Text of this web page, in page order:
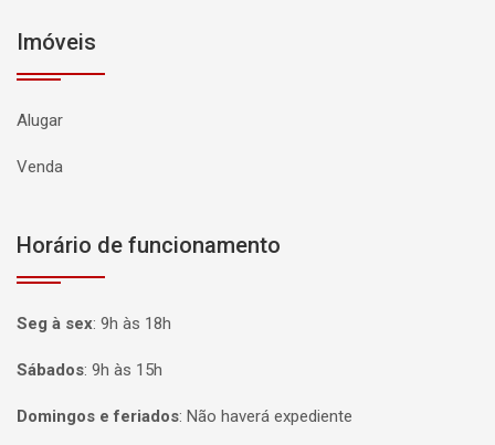
Imóveis
Alugar
Venda
Horário de funcionamento
Seg à sex: 9h às 18h
Sábados: 9h às 15h
Domingos e feriados: Não haverá expediente